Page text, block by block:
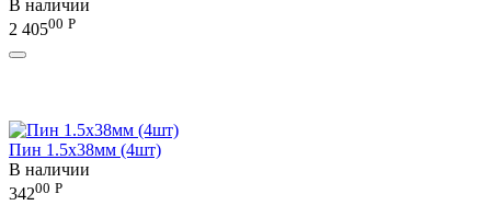
В наличии
2 40500 Р
Пин 1.5х38мм (4шт)
В наличии
34200 Р